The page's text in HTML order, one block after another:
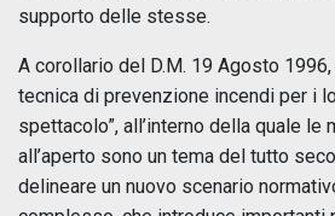
supporto delle stesse.
A corollario del D.M. 19 Agosto 1996,
tecnica di prevenzione incendi per i
spettacolo”, all’interno della quale le
all’aperto sono un tema del tutto
delineare un nuovo scenario